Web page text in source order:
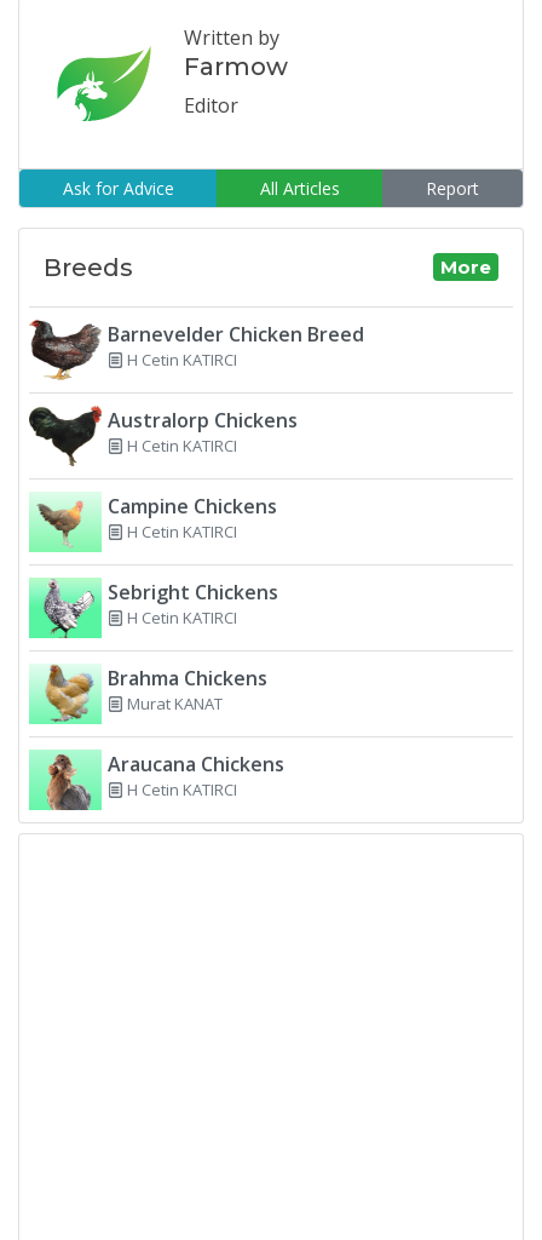
Written by
Farmow
Editor
Ask for Advice All Articles Report
Breeds More
Barnevelder Chicken Breed
H Cetin KATIRCI
Australorp Chickens
H Cetin KATIRCI
Campine Chickens
H Cetin KATIRCI
Sebright Chickens
H Cetin KATIRCI
Brahma Chickens
Murat KANAT
Araucana Chickens
H Cetin KATIRCI